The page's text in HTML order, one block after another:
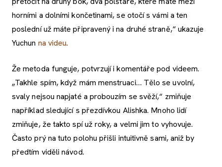
horními a dolními končetinami, se otočí s vámi a ten
poslední už máte připravený i na druhé straně,“ ukazuje
Yuchun na videu.
Že metoda funguje, potvrzují i komentáře pod videem.
„Takhle spím, když mám menstruaci… Tělo se uvolní,
svaly nejsou napjaté a probouzím se svěží,“ zmiňuje
například sledující s přezdívkou Alishka. Mnoho lidí
zmiňuje, že takto spí už roky, a velmi jim to vyhovuje.
Často prý na tuto polohu přišli intuitivně sami, aniž by
předtím viděli návod.